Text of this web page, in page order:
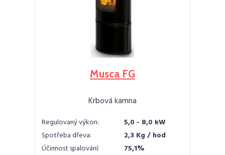
Musca FG
Krbová kamna
Regulovaný výkon:
5,0 - 8,0 kW
Spotřeba dřeva:
2,3 Kg / hod
Účinnost spalování:
75,1%